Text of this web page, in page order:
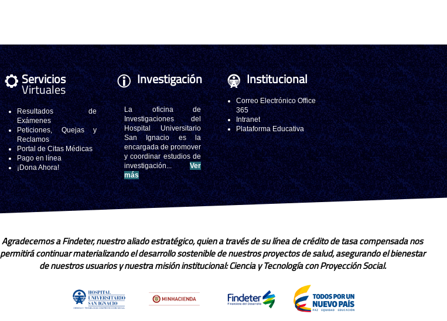
Servicios
Virtuales
Resultados de
Exámenes
Peticiones, Quejas y
Reclamos
Portal de Citas Médicas
Pago en línea
¡Dona Ahora!
Investigación
La oficina de
Investigaciones del
Hospital Universitario
San Ignacio es la
encargada de promover
y coordinar estudios de
investigación... Ver
más
Institucional
Correo Electrónico Office
365
Intranet
Plataforma Educativa
Agradecemos a Findeter, nuestro aliado estratégico, quien a través de su línea de crédito de tasa compensada nos
permitirá continuar materializando el desarrollo sostenible de nuestros proyectos de salud, asegurando el bienestar
de nuestros usuarios y nuestra misión institucional: Ciencia y Tecnología con Proyección Social.